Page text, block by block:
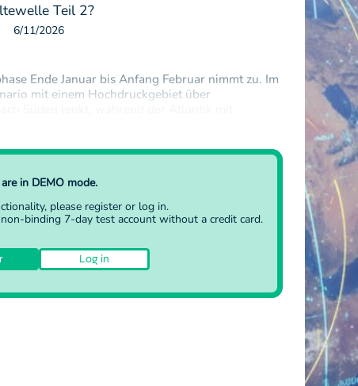
Teil 2?
6/11/2026
Ende Januar bis Anfang Februar nimmt zu. Im
mit einem Hochdruckgebiet über
in DEMO mode.
please registeror log in.
binding 7-day test account without a credit card.
Log in